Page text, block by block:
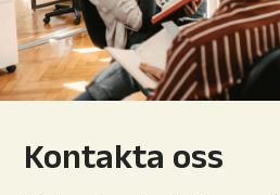
Kontakta oss